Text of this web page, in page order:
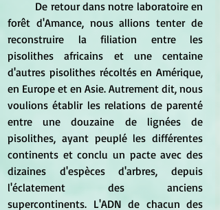
forêt d'Amance, nous allions tenter de
reconstruire la filiation entre les
pisolithes africains et une centaine
d'autres pisolithes récoltés en Amérique,
en Europe et en Asie. Autrement dit, nous
voulions établir les relations de parenté
entre une douzaine de lignées de
pisolithes, ayant peuplé les différentes
continents et conclu un pacte avec des
dizaines d'espèces d'arbres, depuis
l'éclatement des anciens
supercontinents. L'ADN de chacun des